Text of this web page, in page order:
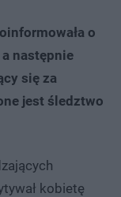
o
następnie
się za
jest śledztwo
kobietę